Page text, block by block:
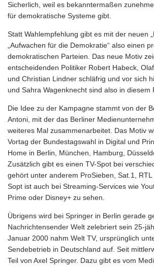
Sicherlich, weil es bekanntermaßen
für demokratische Systeme gibt.
Statt Wahlempfehlung gibt es mit der neuen
„Aufwachen für die Demokratie“ also einen
demokratischen Parteien. Das neue Motiv
entscheidenden Politiker Robert Habeck,
und Christian Lindner schläfrig und vor sich
und Sahra Wagenknecht sind also in diesem
Die Idee zu der Kampagne stammt von der
Antoni, mit der das Berliner
weiteres Mal zusammenarbeitet. Das Motiv
Vortag der Bundestagswahl in Digital und
Home in Berlin, München, Hamburg,
Zusätzlich gibt es einen TV-Spot bei
gehört unter anderem ProSieben, Sat.1,
Sopt ist auch bei Streaming-Services wie
Prime oder Disney+ zu sehen.
Übrigens wird bei Springer in Berlin gerade
Nachrichtensender Welt zelebriert sein 25-
Januar 2000 nahm Welt TV, ursprünglich
Sendebetrieb in Deutschland auf. Seit
Teil von Axel Springer. Dazu gibt es vom